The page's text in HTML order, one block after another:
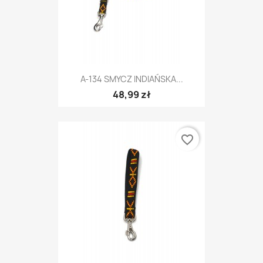
A-134 SMYCZ INDIAŃSKA...
48,99 zł
favorite_border